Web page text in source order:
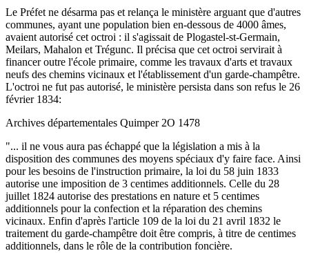
Le Préfet ne désarma pas et relança le ministère arguant que d'autres
communes, ayant une population bien en-dessous de 4000 âmes,
avaient autorisé cet octroi : il s'agissait de Plogastel-st-Germain,
Meilars, Mahalon et Trégunc. Il précisa que cet octroi servirait à
financer outre l'école primaire, comme les travaux d'arts et travaux
neufs des chemins vicinaux et l'établissement d'un garde-champêtre.
L'octroi ne fut pas autorisé, le ministère persista dans son refus le 26
février 1834:
Archives départementales Quimper 2O 1478
"... il ne vous aura pas échappé que la législation a mis à la
disposition des communes des moyens spéciaux d'y faire face. Ainsi
pour les besoins de l'instruction primaire, la loi du 58 juin 1833
autorise une imposition de 3 centimes additionnels. Celle du 28
juillet 1824 autorise des prestations en nature et 5 centimes
additionnels pour la confection et la réparation des chemins
vicinaux. Enfin d'après l'article 109 de la loi du 21 avril 1832 le
traitement du garde-champêtre doit être compris, à titre de centimes
additionnels, dans le rôle de la contribution foncière.